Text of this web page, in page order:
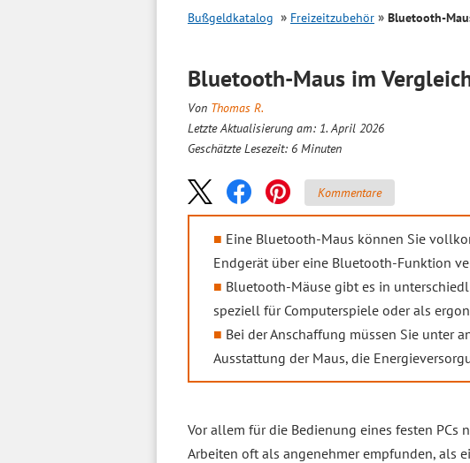
Bußgeldkatalog Freizeitzubehör Bluetooth-
Bluetooth-Maus im
Von Thomas R.
Letzte Aktualisierung am: 1. April 2026
Geschätzte Lesezeit: 6 Minuten
Kommentare
Eine Bluetooth-Maus können Sie
Endgerät über eine Bluetooth-Funktion
Bluetooth-Mäuse gibt es in
speziell für Computerspiele oder als
Bei der Anschaffung müssen Sie unter
Ausstattung der Maus, die
Vor allem für die Bedienung eines festen
Arbeiten oft als angenehmer empfunden, als